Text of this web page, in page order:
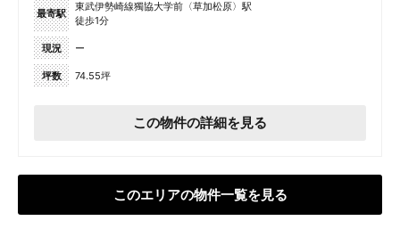
最寄駅
東武伊勢崎線獨協大学前〈草加松原〉駅
徒歩1分
現況 ー
坪数 74.55坪
この物件の詳細を見る
このエリアの物件一覧を見る